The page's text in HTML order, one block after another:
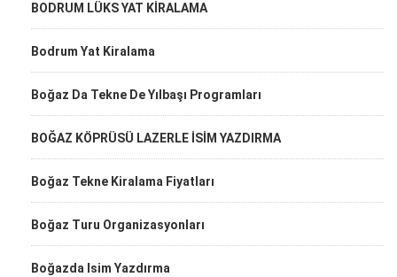
BODRUM LÜKS YAT KİRALAMA
Bodrum Yat Kiralama
Boğaz Da Tekne De Yılbaşı Programları
BOĞAZ KÖPRÜSÜ LAZERLE İSİM YAZDIRMA
Boğaz Tekne Kiralama Fiyatları
Boğaz Turu Organizasyonları
Boğazda Isim Yazdırma